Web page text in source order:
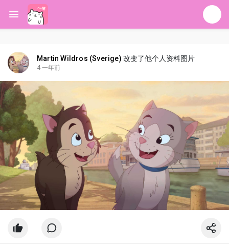
Martin Wildros (Sverige) 改变了他个人资料图片
4 一年前